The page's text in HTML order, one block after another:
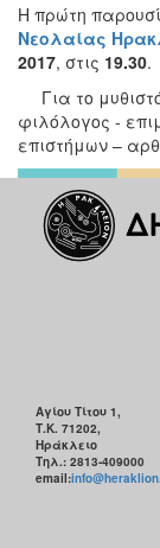
Η πρώτη
Νεολαίας
2017, στις 19.30
Για το
φιλόλογος -
επιστήμων –
Αγίου Τίτου 1,
Τ.Κ. 71202,
Ηράκλειο
Τηλ.: 2813-409000
email: